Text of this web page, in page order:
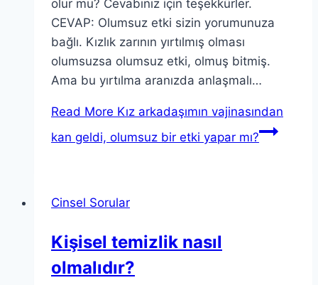
olur mu? Cevabınız için teşekkürler.
CEVAP: Olumsuz etki sizin yorumunuza
bağlı. Kızlık zarının yırtılmış olması
olumsuzsa olumsuz etki, olmuş bitmiş.
Ama bu yırtılma aranızda anlaşmalı…
Read More Kız arkadaşımın vajinasından
kan geldi, olumsuz bir etki yapar mı?
Cinsel Sorular
Kişisel temizlik nasıl
olmalıdır?